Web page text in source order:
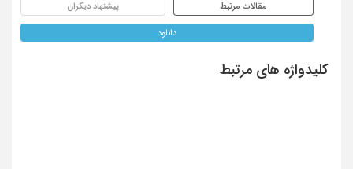
مقالات مرتبط پیشنهاد دیگران
دانلود
کلیدواژه های مرتبط